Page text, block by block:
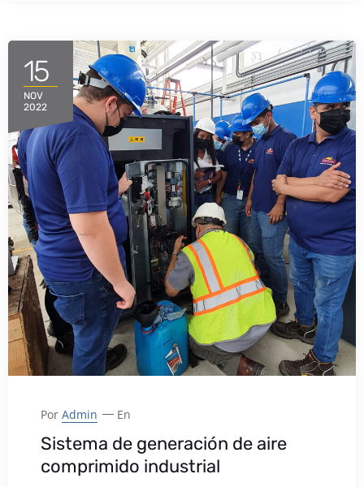
15
NOV
2022
Por Admin En
Sistema de generación de aire
comprimido industrial